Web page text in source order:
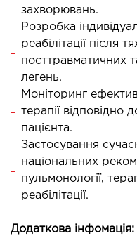
і
послуги
захворювань.
Розробка
реабілітації після
посттравматичних
легень.
Моніторинг
терапії відповідно
пацієнта.
Застосування
національних
пульмонології,
реабілітації.
Додаткова інфомація: